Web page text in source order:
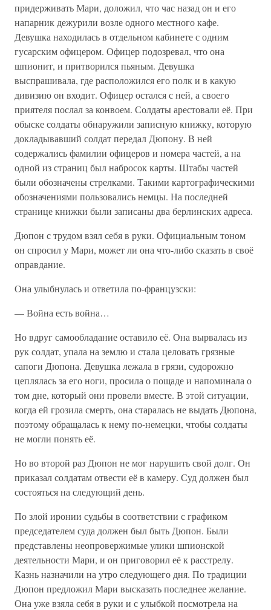
придерживать Мари, доложил, что час назад он и его
напарник дежурили возле одного местного кафе.
Девушка находилась в отдельном кабинете с одним
гусарским офицером. Офицер подозревал, что она
шпионит, и притворился пьяным. Девушка
выспрашивала, где расположился его полк и в какую
дивизию он входит. Офицер остался с ней, а своего
приятеля послал за конвоем. Солдаты арестовали её. При
обыске солдаты обнаружили записную книжку, которую
докладывавший солдат передал Дюпону. В ней
содержались фамилии офицеров и номера частей, а на
одной из страниц был набросок карты. Штабы частей
были обозначены стрелками. Такими картографическими
обозначениями пользовались немцы. На последней
странице книжки были записаны два берлинских адреса.
Дюпон с трудом взял себя в руки. Официальным тоном
он спросил у Мари, может ли она что-либо сказать в своё
оправдание.
Она улыбнулась и ответила по-французски:
— Война есть война…
Но вдруг самообладание оставило её. Она вырвалась из
рук солдат, упала на землю и стала целовать грязные
сапоги Дюпона. Девушка лежала в грязи, судорожно
цеплялась за его ноги, просила о пощаде и напоминала о
том дне, который они провели вместе. В этой ситуации,
когда ей грозила смерть, она старалась не выдать Дюпона,
поэтому обращалась к нему по-немецки, чтобы солдаты
не могли понять её.
Но во второй раз Дюпон не мог нарушить свой долг. Он
приказал солдатам отвести её в камеру. Суд должен был
состояться на следующий день.
По злой иронии судьбы в соответствии с графиком
председателем суда должен был быть Дюпон. Были
представлены неопровержимые улики шпионской
деятельности Мари, и он приговорил её к расстрелу.
Казнь назначили на утро следующего дня. По традиции
Дюпон предложил Мари высказать последнее желание.
Она уже взяла себя в руки и с улыбкой посмотрела на